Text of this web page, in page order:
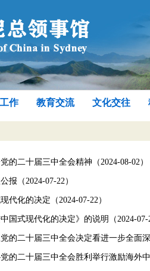
作 教育交流 文化交往
二十届三中全会精神（2024-08-02）
报（2024-07-22）
化的决定（2024-07-22）
式现代化的决定》的说明（2024-07-
二十届三中全会决定看进一步全面深
二十届三中全会胜利举行激励海外中